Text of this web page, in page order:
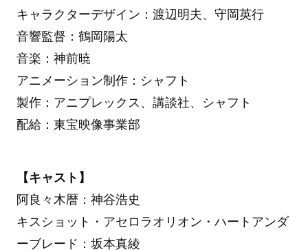
キャラクターデザイン：渡辺明夫、守岡英行
音響監督：鶴岡陽太
音楽：神前暁
アニメーション制作：シャフト
製作：アニプレックス、講談社、シャフト
配給：東宝映像事業部
【キャスト】
阿良々木暦：神谷浩史
キスショット・アセロラオリオン・ハートアンダ
ーブレード：坂本真綾